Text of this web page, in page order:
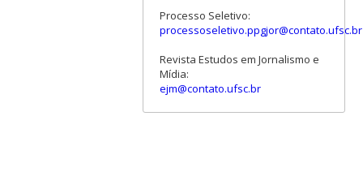
Processo Seletivo:
processoseletivo.ppgjor@contato.ufsc.br
Revista Estudos em Jornalismo e
Mídia:
ejm@contato.ufsc.br